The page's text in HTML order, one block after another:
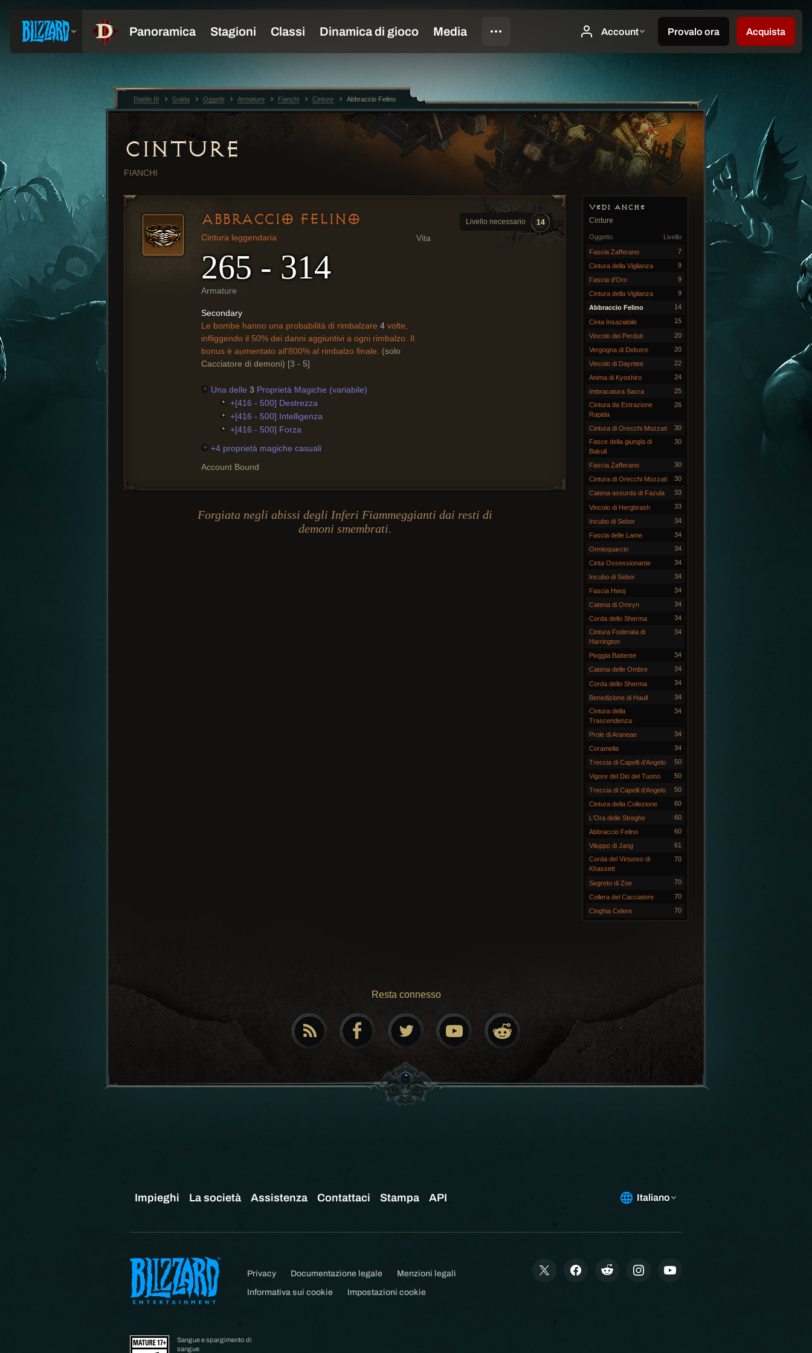
CINTURE
FIANCHI
VEDI ANCHE
Cinture
Livello
Oggetto
Fascia Zafferano 7
Cintura della Vigilanza 9
Fascia d'Oro 9
Cintura della Vigilanza 9
Abbraccio Felino 14
Cinta Insaziabile 15
Vincolo dei Perduti 20
Vergogna di Delsere 20
Vincolo di Dayntee 22
Anima di Kyoshiro 24
Imbracatura Sacra
25
Cintura da Estrazione
Rapida
26
Cintura di Orecchi Mozzati
30
Fasce della giungla di
Bakuli
30
Fascia Zafferano 30
Cintura di Orecchi Mozzati 30
Catena assurda di Fazula 33
Vincolo di Hergbrash 33
Incubo di Sebor 34
Fascia delle Lame 34
Onnisquarcio 34
Cinta Ossessionante 34
Incubo di Sebor 34
Fascia Hwoj 34
Catena di Omryn 34
Corda dello Sherma
34
Cintura Foderata di
Harrington
34
Pioggia Battente 34
Catena delle Ombre 34
Corda dello Sherma 34
Benedizione di Haull
34
Cintura della
Trascendenza
34
Prole di Araneae 34
Coramella 34
Treccia di Capelli d'Angelo 50
Vigore del Dio del Tuono 50
Treccia di Capelli d'Angelo 50
Cintura della Collezione 60
L'Ora delle Streghe 60
Abbraccio Felino 60
Viluppo di Jang
61
Corda del Virtuoso di
Khassett
70
Segreto di Zoe 70
Collera del Cacciatore 70
Cinghia Celere 70
Livello necessario 14
ABBRACCIO FELINO
Vita
Cintura leggendaria
265 - 314
Armature
Secondary
Le bombe hanno una probabilità di rimbalzare 4 volte,
infliggendo il 50% dei danni aggiuntivi a ogni rimbalzo. Il
bonus è aumentato all'800% al rimbalzo finale.
(solo
Cacciatore di demoni) [3 - 5]
Una delle 3 Proprietà Magiche (variabile)
+[416 - 500] Destrezza
+[416 - 500] Intelligenza
+[416 - 500] Forza
+4 proprietà magiche casuali
Account Bound
Forgiata negli abissi degli Inferi Fiammeggianti dai resti di
demoni smembrati.
Resta connesso
Diablo III Guida Oggetti Armature Fianchi Cinture Abbraccio Felino